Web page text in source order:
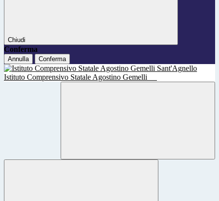
Chiudi
Conferma
Annulla Conferma
Istituto Comprensivo Statale Agostino Gemelli